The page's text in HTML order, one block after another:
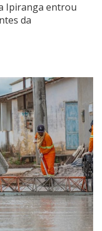
Ipiranga entrou
da